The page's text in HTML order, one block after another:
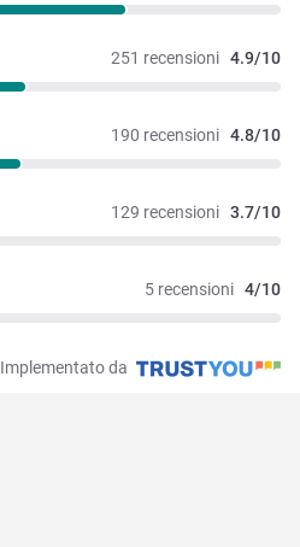
251 recensioni 4.9/10
190 recensioni 4.8/10
129 recensioni 3.7/10
5 recensioni 4/10
Implementato da